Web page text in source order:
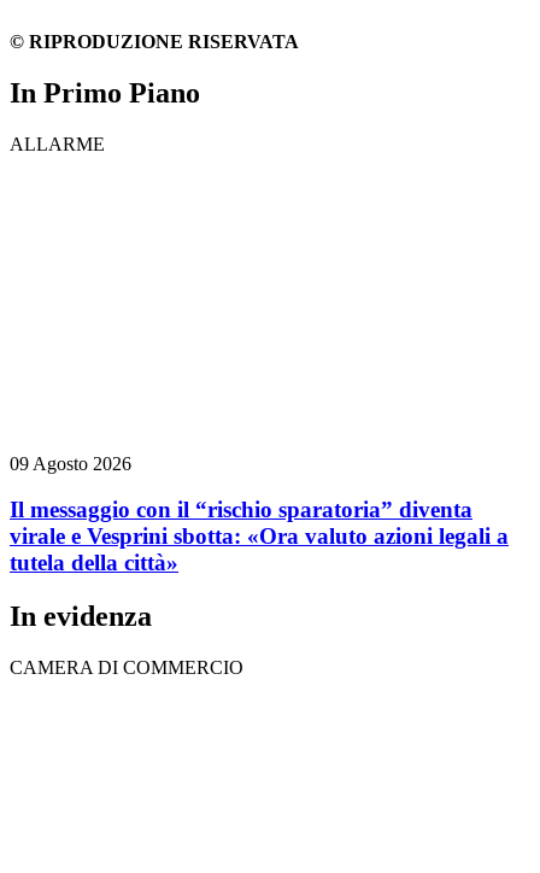
© RIPRODUZIONE RISERVATA
In Primo Piano
ALLARME
09 Agosto 2026
Il messaggio con il “rischio sparatoria” diventa
virale e Vesprini sbotta: «Ora valuto azioni legali a
tutela della città»
In evidenza
CAMERA DI COMMERCIO